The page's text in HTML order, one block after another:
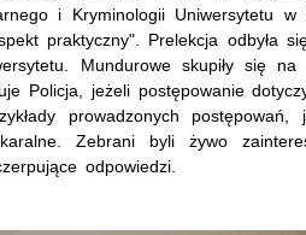
i Kryminologii Uniwersytetu w
praktyczny". Prelekcja odbyła
Mundurowe skupiły się na
Policja, jeżeli postępowanie
prowadzonych postępowań,
Zebrani byli żywo
odpowiedzi.